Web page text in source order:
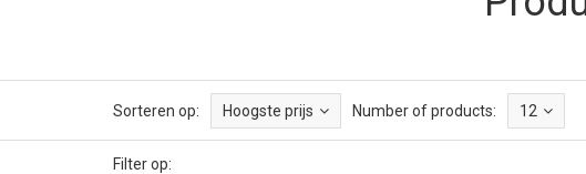
Sorteren op: Hoogste prijs Number of products: 12
Filter op: